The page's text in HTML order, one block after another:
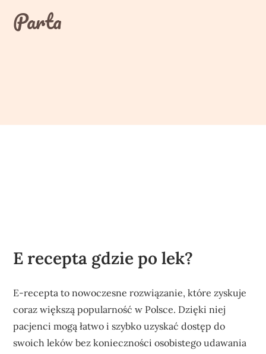
contentParta
E recepta gdzie po lek?
E-recepta to nowoczesne rozwiązanie, które zyskuje
coraz większą popularność w Polsce. Dzięki niej
pacjenci mogą łatwo i szybko uzyskać dostęp do
swoich leków bez konieczności osobistego udawania